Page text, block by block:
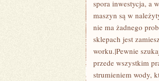
spora inwestycja, a
maszyn są w
nie ma żadnego
sklepach jest
worku.|Pewnie
przede wszystkim
strumieniem wody,